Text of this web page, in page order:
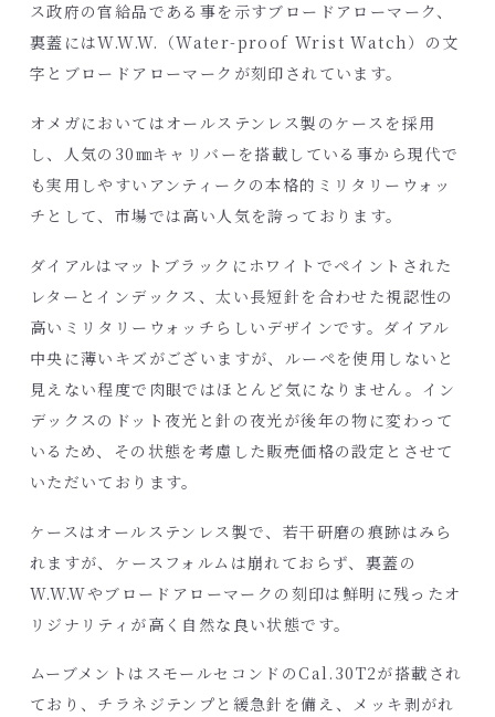
ス政府の官給品である事を示すブロードアローマーク、
裏蓋にはW.W.W.（Water-proof Wrist Watch）の文
字とブロードアローマークが刻印されています。
オメガにおいてはオールステンレス製のケースを採用
し、人気の30㎜キャリバーを搭載している事から現代で
も実用しやすいアンティークの本格的ミリタリーウォッ
チとして、市場では高い人気を誇っております。
ダイアルはマットブラックにホワイトでペイントされた
レターとインデックス、太い長短針を合わせた視認性の
高いミリタリーウォッチらしいデザインです。ダイアル
中央に薄いキズがございますが、ルーペを使用しないと
見えない程度で肉眼ではほとんど気になりません。イン
デックスのドット夜光と針の夜光が後年の物に変わって
いるため、その状態を考慮した販売価格の設定とさせて
いただいております。
ケースはオールステンレス製で、若干研磨の痕跡はみら
れますが、ケースフォルムは崩れておらず、裏蓋の
W.W.Wやブロードアローマークの刻印は鮮明に残ったオ
リジナリティが高く自然な良い状態です。
ムーブメントはスモールセコンドのCal.30T2が搭載され
ており、チラネジテンプと緩急針を備え、メッキ剥がれ